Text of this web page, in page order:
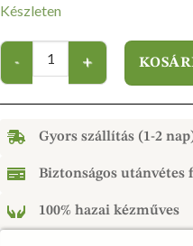
Készleten
Gyors szállítás (1-2
Biztonságos utánvétes
100% hazai kézműves